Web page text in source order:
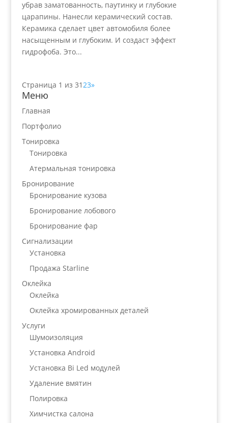
убрав заматованность, паутинку и глубокие
царапины. Нанесли керамический состав.
Керамика сделает цвет автомобиля более
насыщенным и глубоким. И создаст эффект
гидрофоба. Это...
Страница 1 из 31 23»
Меню
Главная
Портфолио
Тонировка
Тонировка
Атермальная тонировка
Бронирование
Бронирование кузова
Бронирование лобового
Бронирование фар
Сигнализации
Установка
Продажа Starline
Оклейка
Оклейка
Оклейка хромированных деталей
Услуги
Шумоизоляция
Установка Android
Установка Bi Led модулей
Удаление вмятин
Полировка
Химчистка салона